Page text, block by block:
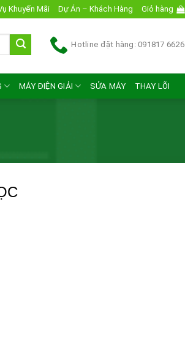
Khuyến Mãi Dự Án – Khách Hàng Giỏ hàng
Hotline đặt hàng: 091817 6626
MÁY ĐIỆN GIẢI SỬA MÁY THAY LÕI